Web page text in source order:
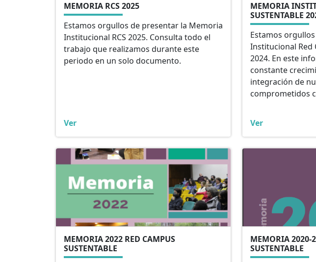
MEMORIA RCS 2025
Estamos orgullos de presentar la Memoria
Institucional RCS 2025. Consulta todo el
trabajo que realizamos durante este
periodo en un solo documento.
Ver
MEMORIA
SUSTENTABLE
Estamos
Institucional Red
2024. En este
constante
integración de
comprometidos
Ver
MEMORIA 2022 RED CAMPUS
SUSTENTABLE
MEMORIA 2020-
SUSTENTABLE